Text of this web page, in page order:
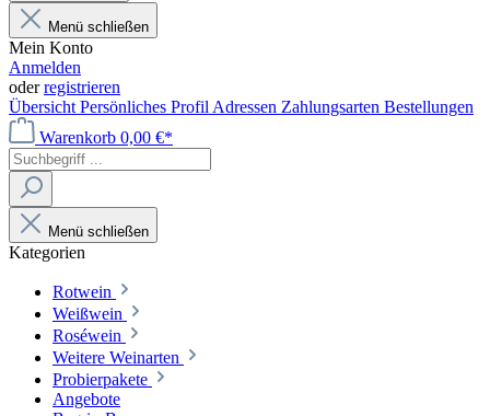
Menü schließen
Mein Konto
Anmelden
oderregistrieren
Übersicht Persönliches Profil Adressen Zahlungsarten Bestellungen
Warenkorb 0,00 €*
Menü schließen
Kategorien
Rotwein
Weißwein
Roséwein
Weitere Weinarten
Probierpakete
Angebote